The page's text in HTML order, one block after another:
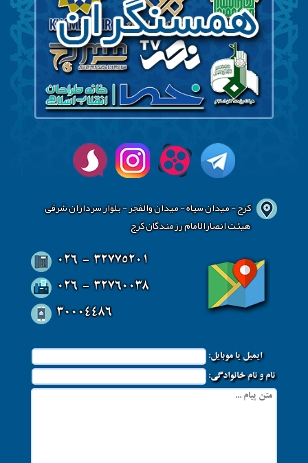
کرج - میدان سپاه - میدان والفجر - بلوار سرداران شرقی
هیئت انصارالامام رزمندگان کرج
026 - 32775201
026 - 32760038
30004486
ایمیل یا موبایل:
نام و نام خانوادگی: